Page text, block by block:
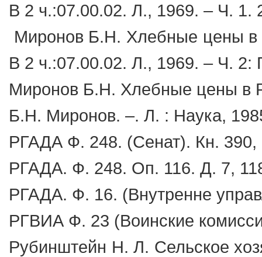
В 2 ч.:07.00.02. Л., 1969. – Ч. 1.
Миронов Б.Н. Хлебные цены в
В 2 ч.:07.00.02. Л., 1969. – Ч. 2:
Миронов Б.Н. Хлебные цены в
Б.Н. Миронов. –. Л. : Наука,
РГАДА Ф. 248. (Сенат). Кн. 390,
РГАДА. Ф. 248. Оп. 116. Д. 7,
РГАДА. Ф. 16. (Внутренне
РГВИА Ф. 23 (Воинские
Рубинштейн Н. Л. Сельское